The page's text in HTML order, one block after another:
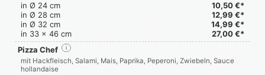
in Ø 24 cm
10,50 €*
in Ø 28 cm
12,99 €*
in Ø 32 cm
14,99 €*
in 33 x 46 cm
27,00 €*
Pizza Chef
i
mit Hackfleisch, Salami, Mais, Paprika, Peperoni, Zwiebeln, Sauce
hollandaise